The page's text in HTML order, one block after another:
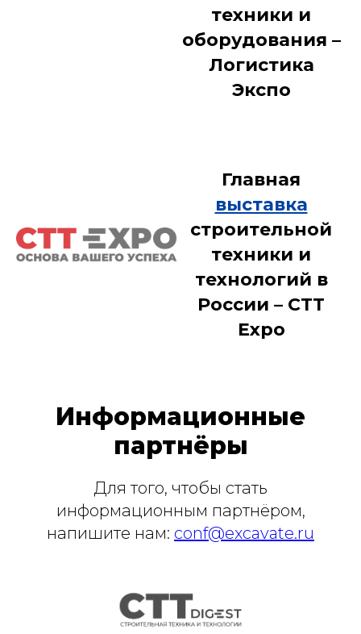
техники и
оборудования –
Логистика
Экспо
Главная
выставка
строительной
техники и
технологий в
России – CTT
Expo
Информационные
партнёры
Для того, чтобы стать
информационным партнёром,
напишите нам: conf@excavate.ru